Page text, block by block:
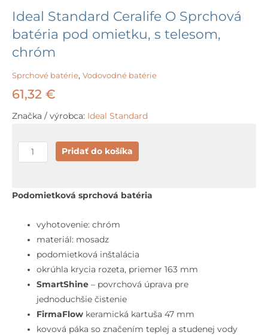
Ideal Standard Ceralife O Sprchová
batéria pod omietku, s telesom,
chróm
Sprchové batérie, Vodovodné batérie
61,32 €
Značka / výrobca: Ideal Standard
množstvo
Ideal
Ceralife
Sprchová
batéria
pod
omietku,
telesom,
chróm
Pridať do košíka
Podomietková sprchová batéria
vyhotovenie: chróm
materiál: mosadz
podomietková inštalácia
okrúhla krycia rozeta, priemer 163 mm
SmartShine – povrchová úprava pre
jednoduchšie čistenie
FirmaFlow keramická kartuša 47 mm
kovová páka so značením teplej a studenej vody